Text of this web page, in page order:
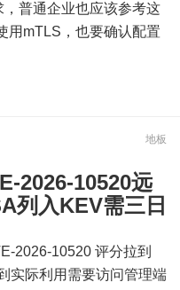
，普通企业也应该参考这
用mTLS，也要确认配置
地板
2026-10520远
列入KEV需三日
2026-10520 评分拉到
实际利用需要访问管理端